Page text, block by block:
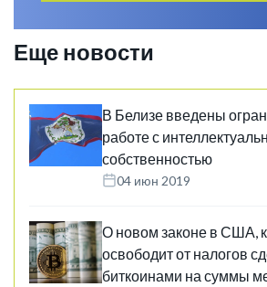
Еще новости
В Белизе введены
работе с
собственностью
04 июн 2019
О новом законе в США,
освободит от налогов
биткоинами на суммы